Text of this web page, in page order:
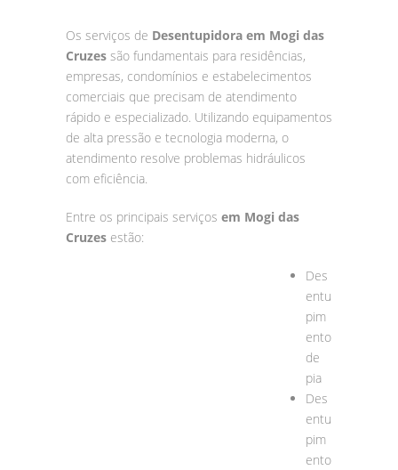
Os serviços de Desentupidora em Mogi das
Cruzes são fundamentais para residências,
empresas, condomínios e estabelecimentos
comerciais que precisam de atendimento
rápido e especializado. Utilizando equipamentos
de alta pressão e tecnologia moderna, o
atendimento resolve problemas hidráulicos
com eficiência.
Entre os principais serviços em Mogi das
Cruzes estão:
Des
entu
pim
ento
de
pia
Des
entu
pim
ento